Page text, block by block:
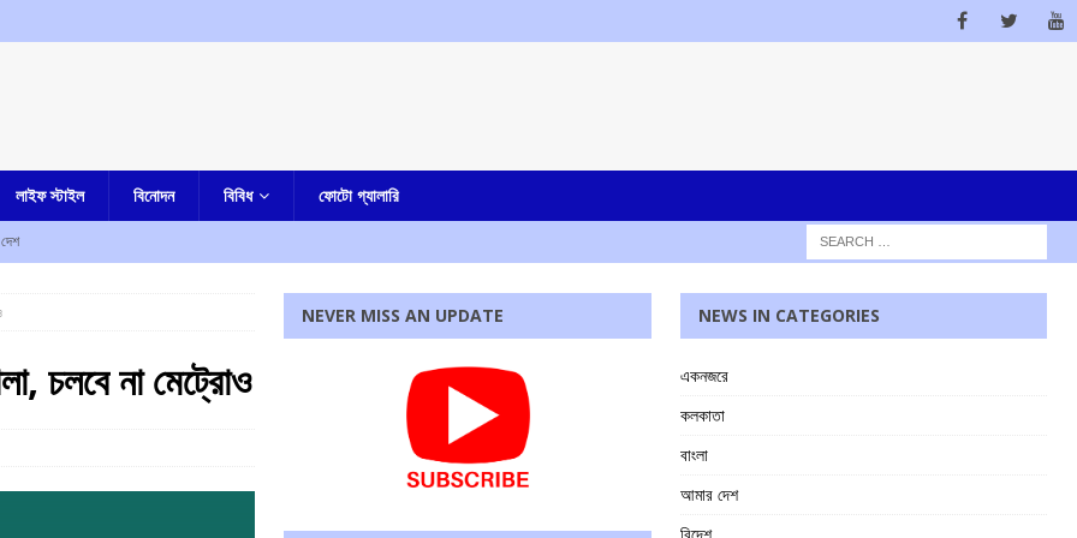
লাইফ স্টাইল বিনোদন বিবিধ ফোটো গ্যালারি
শ্লীলতাহানির অভিযোগ প্রত্যাহার করলেন টলিপাড়ার মেকআপ আর্টিস্ট, ফেসবুক পোস্টে দিলেন সাফাই
কাউন্সিলরের স্বামীর মৃত্যু, চাঞ্চল্য
আমার বাংলা
উত্তেজনা ডোমজুর এলাকায়..
চলবে না মেট্রোও
NEVER MISS AN UPDATE NEWS IN CATEGORIES
একনজরে
কলকাতা
বাংলা
আমার দেশ